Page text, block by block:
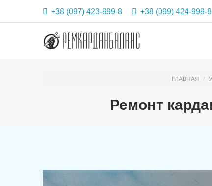
+38 (097) 423-999-8 +38 (099) 424-999-8
ГЛАВНАЯ
Ремонт